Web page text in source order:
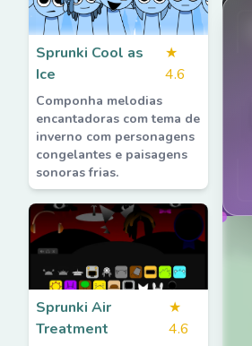
Sprunki Cool as
Ice
★
4.6
Componha melodias
encantadoras com tema de
inverno com personagens
congelantes e paisagens
sonoras frias.
Sprunki Air
Treatment
★
4.6